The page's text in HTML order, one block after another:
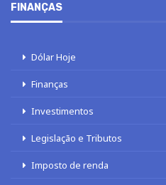
FINANÇAS
Dólar Hoje
Finanças
Investimentos
Legislação e Tributos
Imposto de renda